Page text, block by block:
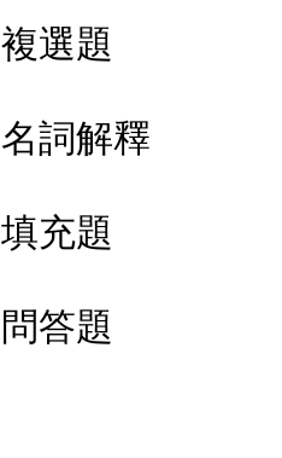
複選題
名詞解釋
填充題
問答題